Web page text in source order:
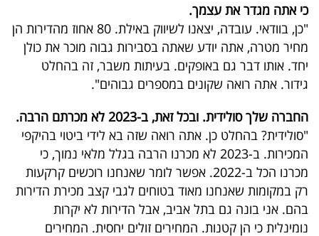
כי אתה מגדר את עצמך.
"כן, בוודאי. עובדה, יצאנו לשיווק באילת. 80 אחוז מהדירות הן
מחיר מטרה, אתה יודע שאתה בסבירות גבוה מוכר את כולן
יחד. אותו דבר גם באופקים. בעיתות משבר, זה בהחלט
גידור. אתה רואה שקונים במספרים גבוהים".
החברה שלך סולידית. ובכל זאת, ב-2023 לא מכרתם הרבה.
"סולידית? בהחלט כן. אתה רואה שזה בא לידי ביטוי בהיקפי
המכירות. ב-2023 לא מכרנו הרבה בגלל מלאי נמוך, כי
מכרנו הכל ב-2022. אפשר לומר שאנחנו רוכשים קרקעות
רק במקומות שאנחנו מאוד בטוחים לגבי קצב מכירת הדירות
בהם. אני בונה גם בתל אביב, אבל הדירות לא יקרות
נומינלית כי הן קטנות. המחירים זולים יחסית. המחירים